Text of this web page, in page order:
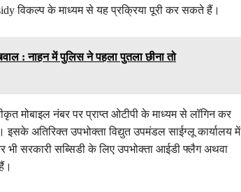
विकल्प के माध्यम से यह प्रक्रिया पूरी कर सकते हैं।
: नाहन में पुलिस ने पहला पुतला छीना तो
मोबाइल नंबर पर प्राप्त ओटीपी के माध्यम से लॉगिन कर
अतिरिक्त उपभोक्ता विद्युत उपमंडल साईग्लू कार्यालय में
भी सरकारी सब्सिडी के लिए उपभोक्ता आईडी फ्लैग अथवा